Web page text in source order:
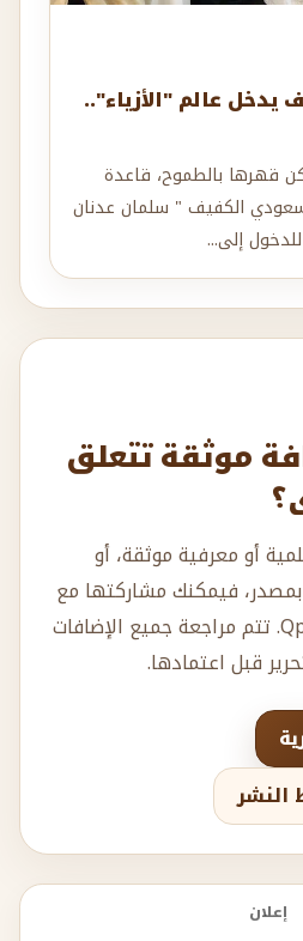
عالم "الأزياء"..
قهرها بالطموح، قاعدة
الكفيف " سلمان عدنان
إلى...
موثقة تتعلق
أو معرفية موثقة، أو
فيمكنك مشاركتها مع
فريق التحرير في Qpedia. تتم مراجعة جميع الإضافات
قبل اعتمادها.
النشر
إعلان